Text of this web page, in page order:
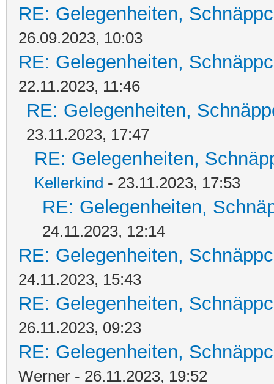
RE: Gelegenheiten,
26.09.2023, 10:03
RE: Gelegenheiten,
22.11.2023, 11:46
RE: Gelegenheiten,
23.11.2023, 17:47
RE: Gelegenheiten,
Kellerkind - 23.11.2023, 17:53
RE: Gelegenheiten,
24.11.2023, 12:14
RE: Gelegenheiten,
24.11.2023, 15:43
RE: Gelegenheiten,
26.11.2023, 09:23
RE: Gelegenheiten,
Werner - 26.11.2023, 19:52